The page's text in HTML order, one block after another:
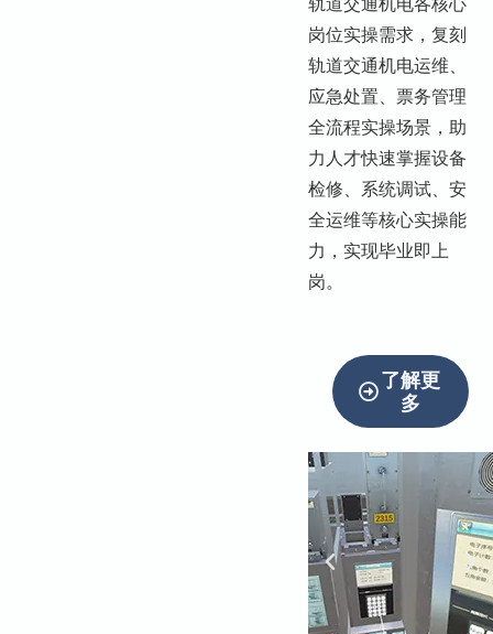
轨道交通机电各核心
岗位实操需求，复刻
轨道交通机电运维、
应急处置、票务管理
全流程实操场景，助
力人才快速掌握设备
检修、系统调试、安
全运维等核心实操能
力，实现毕业即上
岗。
了解更
多